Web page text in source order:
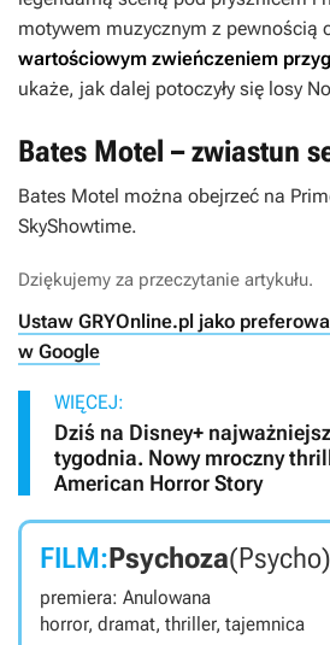
motywem muzycznym z pewnością
wartościowym zwieńczeniem
ukaże, jak dalej potoczyły się losy
Bates Motel – zwiastun
Bates Motel można obejrzeć na
SkyShowtime.
Dziękujemy za przeczytanie artykułu.
Ustaw GRYOnline.pl jako
w Google
WIĘCEJ:
Dziś na Disney+
tygodnia. Nowy mroczny
American Horror Story
FILM:Psychoza(Psycho)
premiera: Anulowana
horror, dramat, thriller, tajemnica